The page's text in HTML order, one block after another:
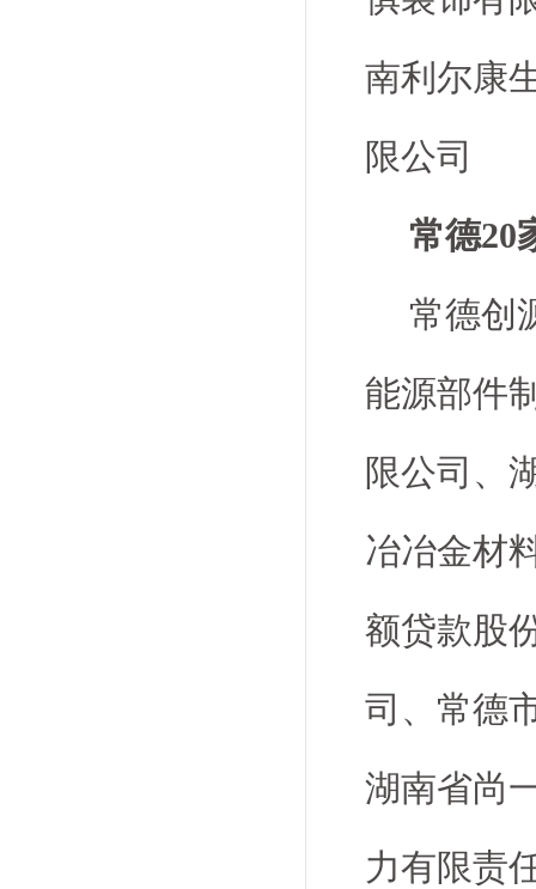
南利尔康
限公司
常德20
常德创
能源部件
限公司、
冶冶金材
额贷款股
司、常德
湖南省尚
力有限责